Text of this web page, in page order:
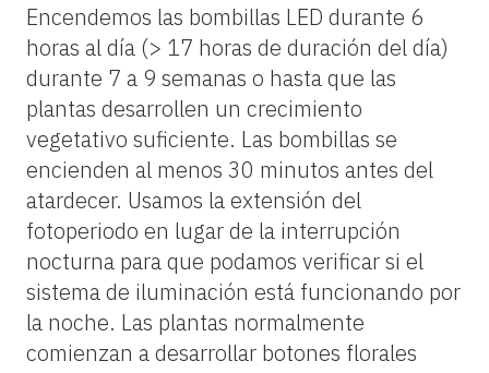
Encendemos las bombillas LED durante 6
horas al día (> 17 horas de duración del día)
durante 7 a 9 semanas o hasta que las
plantas desarrollen un crecimiento
vegetativo suficiente. Las bombillas se
encienden al menos 30 minutos antes del
atardecer. Usamos la extensión del
fotoperiodo en lugar de la interrupción
nocturna para que podamos verificar si el
sistema de iluminación está funcionando por
la noche. Las plantas normalmente
comienzan a desarrollar botones florales